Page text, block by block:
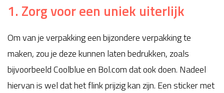
1. Zorg voor een uniek uiterlijk
Om van je verpakking een bijzondere verpakking te
maken, zou je deze kunnen laten bedrukken, zoals
bijvoorbeeld Coolblue en Bol.com dat ook doen. Nadeel
hiervan is wel dat het flink prijzig kan zijn. Een sticker met